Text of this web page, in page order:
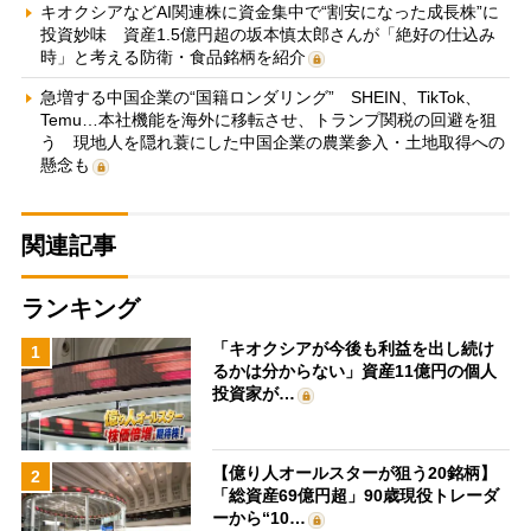
キオクシアなどAI関連株に資金集中で“割安になった成長株”に
投資妙味 資産1.5億円超の坂本慎太郎さんが「絶好の仕込み
時」と考える防衛・食品銘柄を紹介
急増する中国企業の“国籍ロンダリング” SHEIN、TikTok、
Temu…本社機能を海外に移転させ、トランプ関税の回避を狙
う 現地人を隠れ蓑にした中国企業の農業参入・土地取得への
懸念も
関連記事
ランキング
1
「キオクシアが今後も利益を出し続け
るかは分からない」資産11億円の個人
投資家が…
2
【億り人オールスターが狙う20銘柄】
「総資産69億円超」90歳現役トレーダ
ーから“10…